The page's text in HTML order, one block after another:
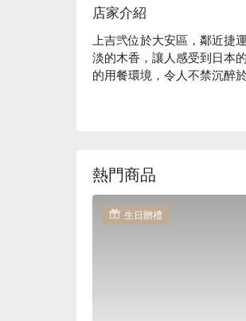
店家介紹
上吉弐位於大安區，鄰近捷
淡的木香，讓人感受到日本
的用餐環境，令人不禁沉醉
在這樣迷人的氛圍中，嚴選
人均消費：均消 TWD 1800
適合情境：兩人約會、多人
貼心服務：私人包廂、有無線
熱門商品
生日贈禮